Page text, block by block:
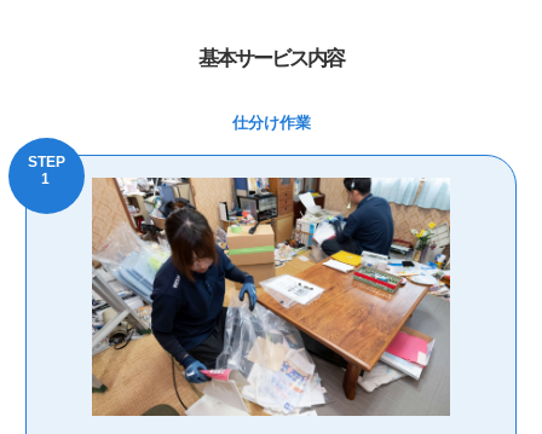
基本サービス内容
仕分け作業